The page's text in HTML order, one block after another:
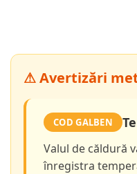
⚠ Avertizări
COD GALBEN
Valul de căldură
înregistra